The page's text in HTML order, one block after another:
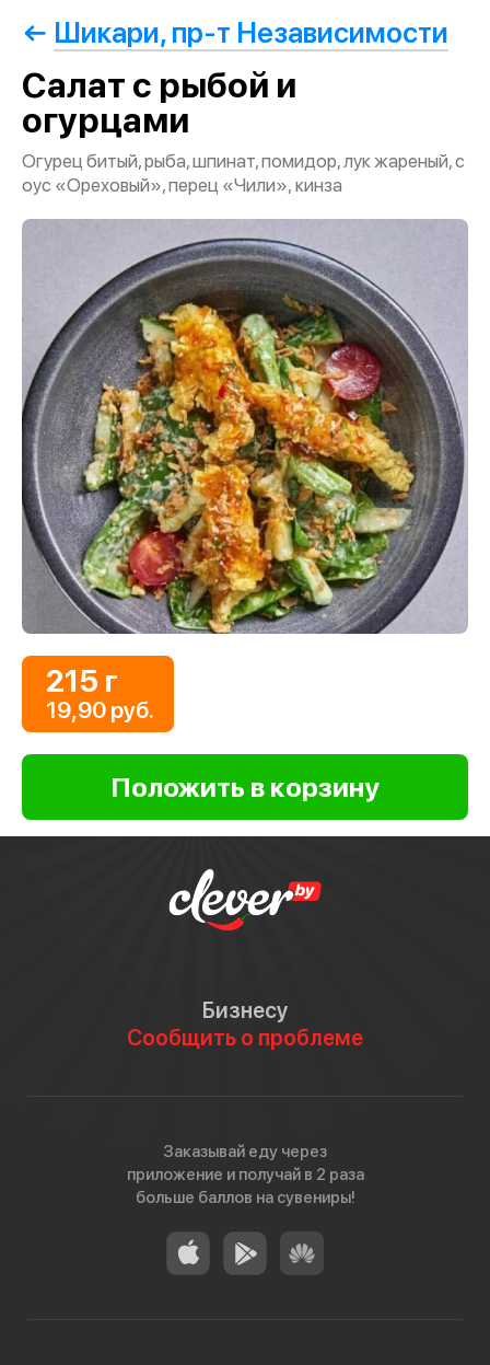
Шикари, пр-т Независимости
Салат с рыбой и
огурцами
Огурец битый, рыба, шпинат, помидор, лук жареный, с
оус «Ореховый», перец «Чили», кинза
215 г
19,90 руб.
Бизнесу
Сообщить о проблеме
Заказывай еду через
приложение и получай в 2 раза
больше баллов на сувениры!